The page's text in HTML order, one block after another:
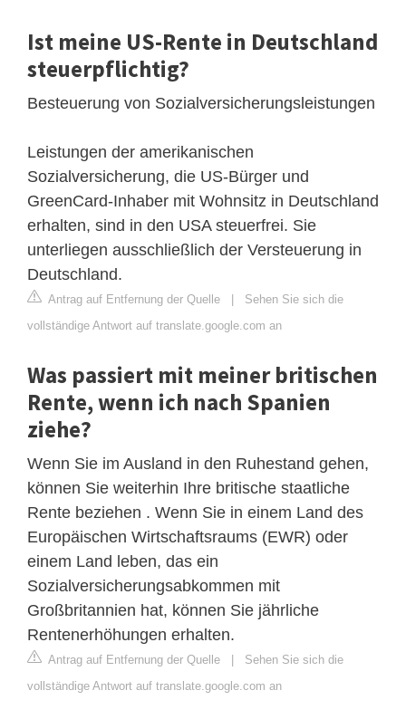
Ist meine US-Rente in Deutschland
steuerpflichtig?
Besteuerung von Sozialversicherungsleistungen
Leistungen der amerikanischen
Sozialversicherung, die US-Bürger und
GreenCard-Inhaber mit Wohnsitz in Deutschland
erhalten, sind in den USA steuerfrei. Sie
unterliegen ausschließlich der Versteuerung in
Deutschland.
Antrag auf Entfernung der Quelle | Sehen Sie sich die
vollständige Antwort auf translate.google.com an
Was passiert mit meiner britischen
Rente, wenn ich nach Spanien
ziehe?
Wenn Sie im Ausland in den Ruhestand gehen,
können Sie weiterhin Ihre britische staatliche
Rente beziehen . Wenn Sie in einem Land des
Europäischen Wirtschaftsraums (EWR) oder
einem Land leben, das ein
Sozialversicherungsabkommen mit
Großbritannien hat, können Sie jährliche
Rentenerhöhungen erhalten.
Antrag auf Entfernung der Quelle | Sehen Sie sich die
vollständige Antwort auf translate.google.com an